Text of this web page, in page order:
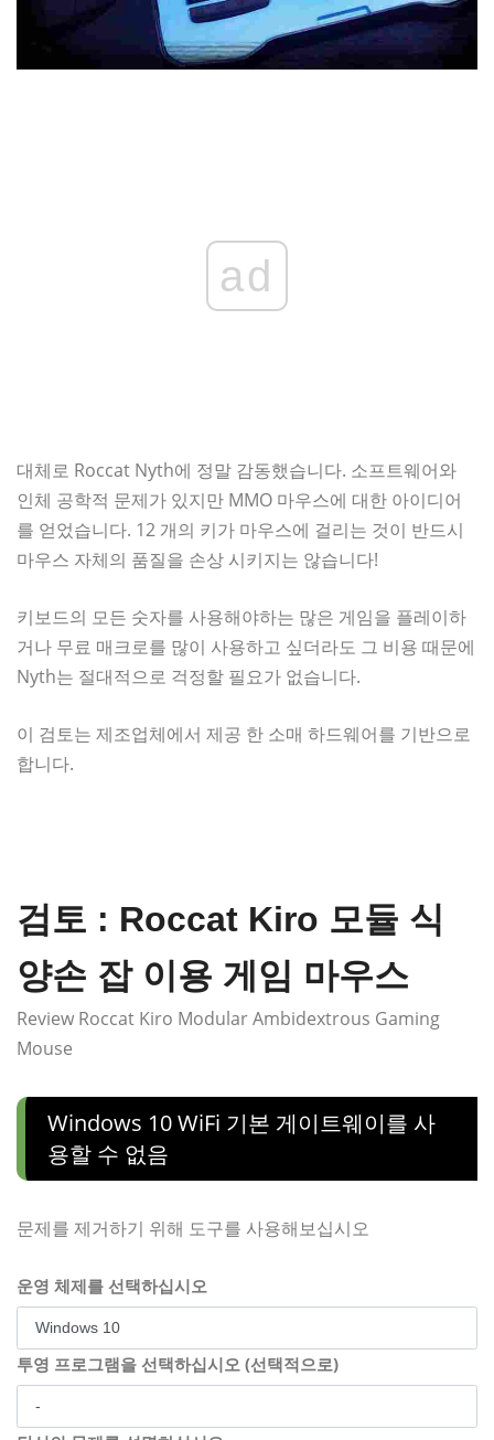
ad
대체로 Roccat Nyth에 정말 감동했습니다. 소프트웨어와
인체 공학적 문제가 있지만 MMO 마우스에 대한 아이디어
를 얻었습니다. 12 개의 키가 마우스에 걸리는 것이 반드시
마우스 자체의 품질을 손상 시키지는 않습니다!
키보드의 모든 숫자를 사용해야하는 많은 게임을 플레이하
거나 무료 매크로를 많이 사용하고 싶더라도 그 비용 때문에
Nyth는 절대적으로 걱정할 필요가 없습니다.
이 검토는 제조업체에서 제공 한 소매 하드웨어를 기반으로
합니다.
검토 : Roccat Kiro 모듈 식
양손 잡 이용 게임 마우스
Review Roccat Kiro Modular Ambidextrous Gaming
Mouse
Windows 10 WiFi 기본 게이트웨이를 사
용할 수 없음
문제를 제거하기 위해 도구를 사용해보십시오
운영 체제를 선택하십시오
투영 프로그램을 선택하십시오 (선택적으로)